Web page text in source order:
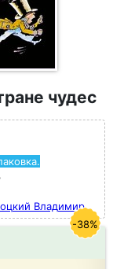
чудес
Владимир
-38%